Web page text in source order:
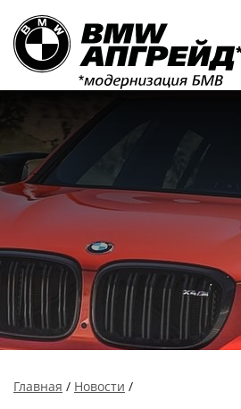
Главная / Новости /